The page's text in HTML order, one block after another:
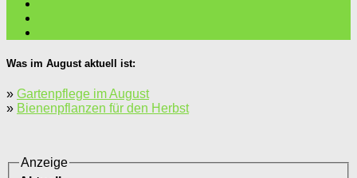
Was im August aktuell ist:
» Gartenpflege im August
» Bienenpflanzen für den Herbst
Anzeige